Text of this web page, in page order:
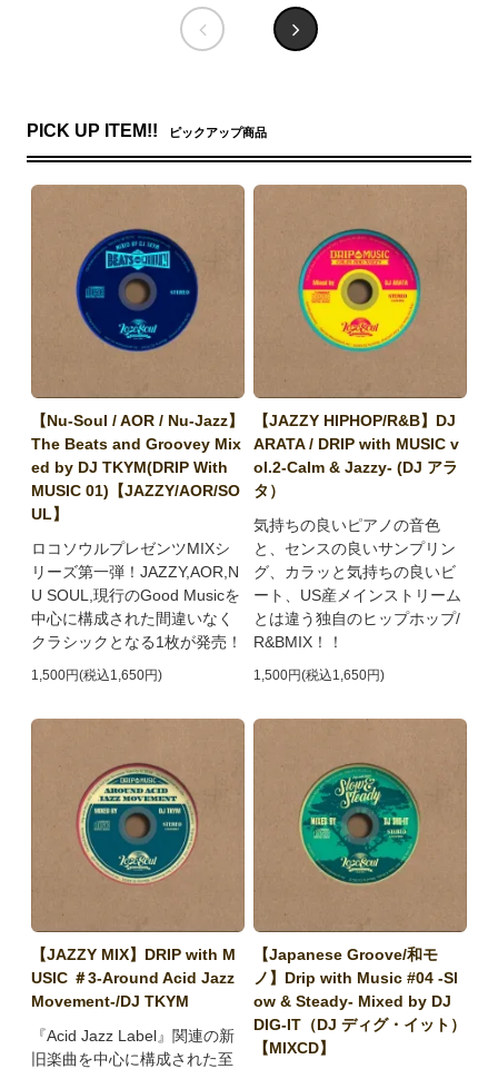
PICK UP ITEM!! ピックアップ商品
【Nu-Soul / AOR / Nu-Jazz】
The Beats and Groovey Mix
ed by DJ TKYM(DRIP With
MUSIC 01)【JAZZY/AOR/SO
UL】
ロコソウルプレゼンツMIXシ
リーズ第一弾！JAZZY,AOR,N
U SOUL,現行のGood Musicを
中心に構成された間違いなく
クラシックとなる1枚が発売！
1,500円(税込1,650円)
【JAZZY HIPHOP/R&B】DJ
ARATA / DRIP with MUSIC v
ol.2-Calm & Jazzy- (DJ アラ
タ）
気持ちの良いピアノの音色
と、センスの良いサンプリン
グ、カラッと気持ちの良いビ
ート、US産メインストリーム
とは違う独自のヒップホップ/
R&BMIX！！
1,500円(税込1,650円)
【JAZZY MIX】DRIP with M
USIC ＃3-Around Acid Jazz
Movement-/DJ TKYM
『Acid Jazz Label』関連の新
旧楽曲を中心に構成された至
【Japanese Groove/和モ
ノ】Drip with Music #04 -Sl
ow & Steady- Mixed by DJ
DIG-IT（DJ ディグ・イット）
【MIXCD】